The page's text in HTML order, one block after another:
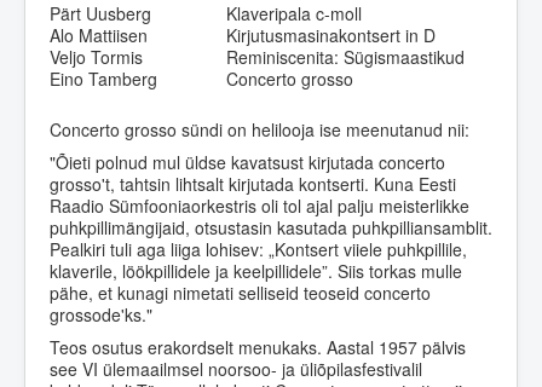
Pärt Uusberg
Klaveripala c-moll
Alo Mattiisen
Kirjutusmasinakontsert in D
Veljo Tormis
Reminiscenita: Sügismaastikud
Eino Tamberg
Concerto grosso
Concerto grosso sündi on helilooja ise meenutanud nii:
"Õieti polnud mul üldse kavatsust kirjutada concerto
grosso't, tahtsin lihtsalt kirjutada kontserti. Kuna Eesti
Raadio Sümfooniaorkestris oli tol ajal palju meisterlikke
puhkpillimängijaid, otsustasin kasutada puhkpilliansamblit.
Pealkiri tuli aga liiga lohisev: „Kontsert viiele puhkpillile,
klaverile, löökpillidele ja keelpillidele”. Siis torkas mulle
pähe, et kunagi nimetati selliseid teoseid concerto
grossode'ks."
Teos osutus erakordselt menukaks. Aastal 1957 pälvis
see VI ülemaailmsel noorsoo- ja üliõpilasfestivalil